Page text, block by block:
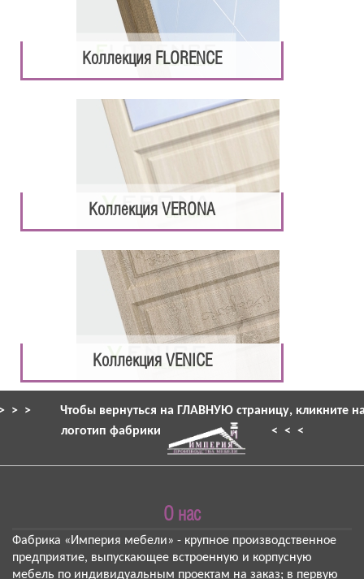
Коллекция FLORENCE
Коллекция VERONA
Коллекция VENICE
> > Чтобы вернуться на ГЛАВНУЮ страницу, кликните
логотип фабрики
< < <
О нас
Фабрика «Империя мебели» - крупное производственное
предприятие, выпускающее встроенную и корпусную
мебель по индивидуальным проектам на заказ; в первую